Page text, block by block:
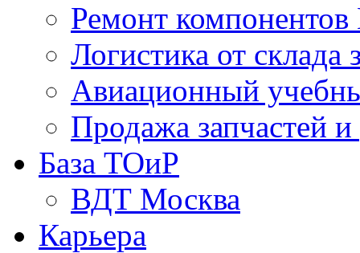
Ремонт
Логистика от склада
Авиационный
Продажа запчастей
База ТОиР
ВДТ Москва
Карьера